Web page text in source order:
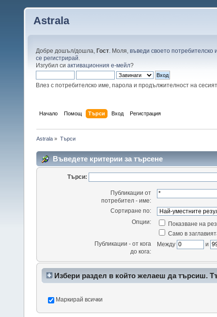
Astrala
Добре дошъл/дошла, Гост . Моля, въведи своето потребителско
се регистрирай
Изгубил си активационния е-мейл?
Влез с потребителско име, парола и продължителност на
Начало Помощ Търси Вход Регистрация
Astrala » Търси
Въведете критерии за търсене
Търси:
Публикации от
потребител - име:
Сортиране по:
Опции:
Показване на
Само в
Публикации - от кога
до кога:
Между и
Избери раздел в който желаеш да търсиш.
Маркирай всички